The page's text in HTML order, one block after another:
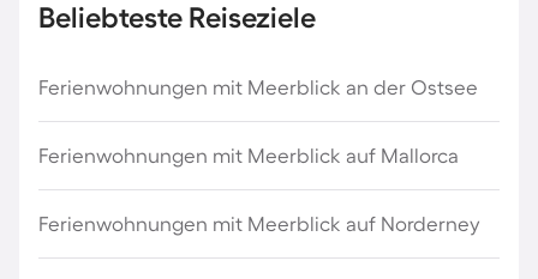
Beliebteste Reiseziele
Ferienwohnungen mit Meerblick an der Ostsee
Ferienwohnungen mit Meerblick auf Mallorca
Ferienwohnungen mit Meerblick auf Norderney